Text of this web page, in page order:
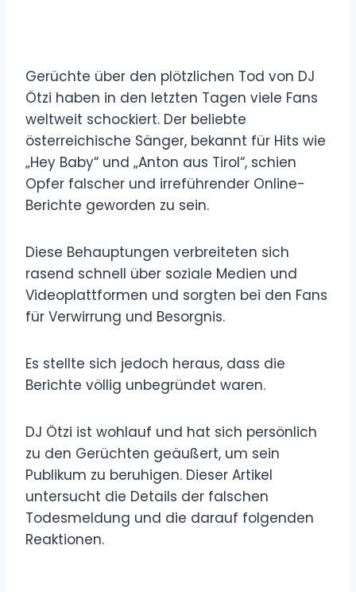
Gerüchte über den plötzlichen Tod von DJ
Ötzi haben in den letzten Tagen viele Fans
weltweit schockiert. Der beliebte
österreichische Sänger, bekannt für Hits wie
„Hey Baby“ und „Anton aus Tirol“, schien
Opfer falscher und irreführender Online-
Berichte geworden zu sein.
Diese Behauptungen verbreiteten sich
rasend schnell über soziale Medien und
Videoplattformen und sorgten bei den Fans
für Verwirrung und Besorgnis.
Es stellte sich jedoch heraus, dass die
Berichte völlig unbegründet waren.
DJ Ötzi ist wohlauf und hat sich persönlich
zu den Gerüchten geäußert, um sein
Publikum zu beruhigen. Dieser Artikel
untersucht die Details der falschen
Todesmeldung und die darauf folgenden
Reaktionen.